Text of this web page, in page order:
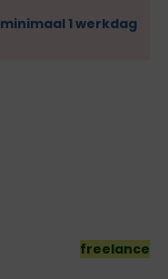
minimaal 1 werkdag
freelance